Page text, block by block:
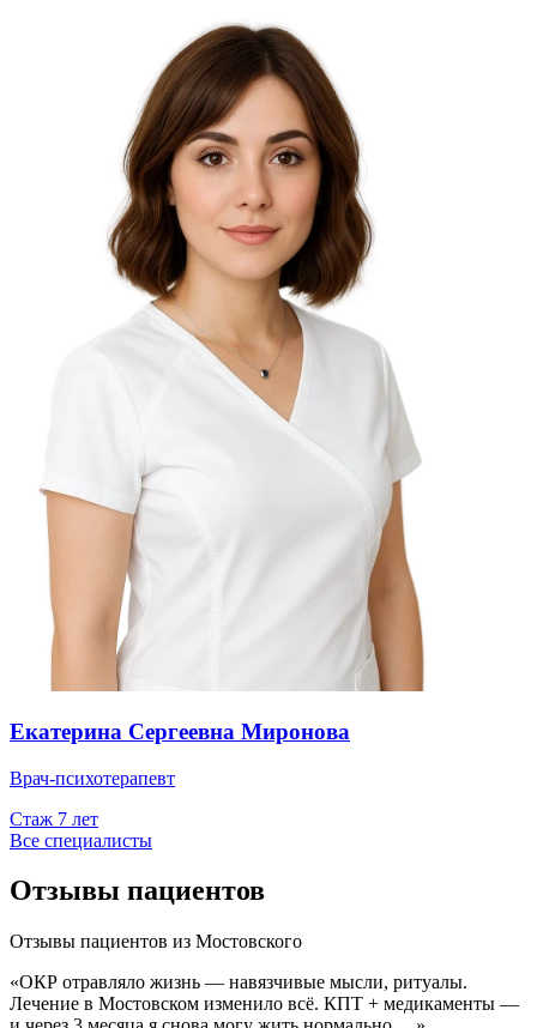
Екатерина Сергеевна Миронова
Врач-психотерапевт
Стаж 7 лет
Все специалисты
Отзывы пациентов
Отзывы пациентов из Мостовского
«ОКР отравляло жизнь — навязчивые мысли, ритуалы.
Лечение в Мостовском изменило всё. КПТ + медикаменты —